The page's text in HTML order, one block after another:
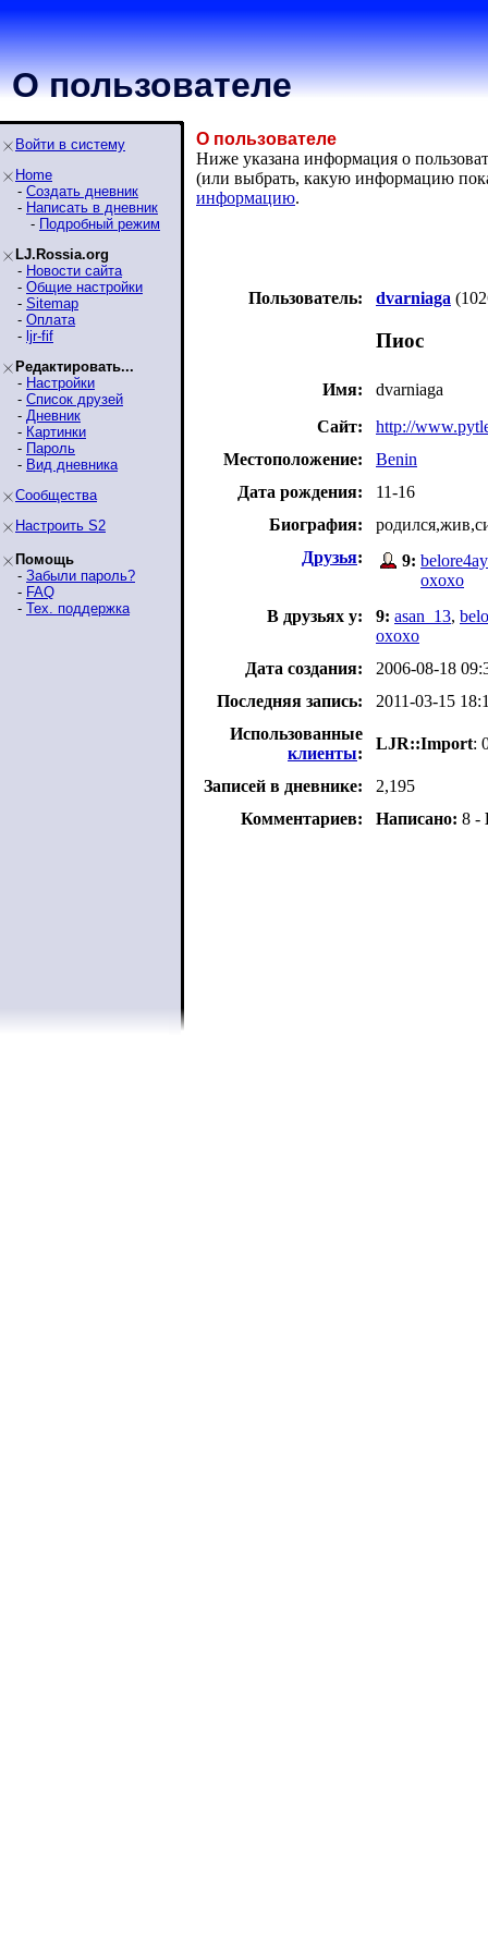
О пользователе
Войти в систему
Home
- Создать дневник
- Написать в дневник
- Подробный режим
LJ.Rossia.org
- Новости сайта
- Общие настройки
- Sitemap
- Оплата
- ljr-fif
Редактировать...
- Настройки
- Список друзей
- Дневник
- Картинки
- Пароль
- Вид дневника
Сообщества
Настроить S2
Помощь
- Забыли пароль?
- FAQ
- Тех. поддержка
О пользователе
Ниже указана информация о
(или выбрать, какую информацию
информацию.
Пользователь: dvarniaga
Пиос
Имя:
dvarniaga
Сайт:
http://
Местоположение:
Benin
Дата рождения:
11-16
Биография:
Друзья: 9:
oxoxo
В друзьях у:
9: asan_13,
oxoxo
Дата создания:
2006-08-18
Последняя запись:
2011-03-15
Использованные
клиенты:
LJR::Import:
Записей в дневнике:
2,195
Комментариев:
Написано: 8 -